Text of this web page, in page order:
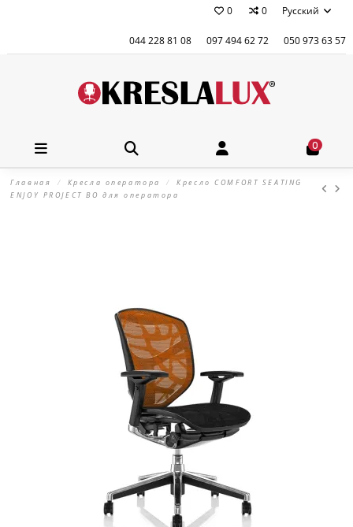
0 0 Русский
044 228 81 08 097 494 62 72 050 973 63 57
0
Главная Кресла оператора
Кресло COMFORT SEATING
ENJOY PROJECT BO для оператора